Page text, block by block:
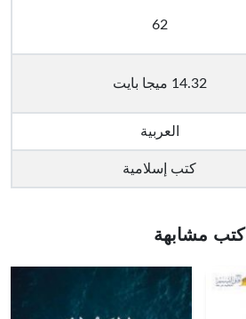
62
14.32 ميجا بايت
العربية
كتب إسلامية
كتب مشابهة